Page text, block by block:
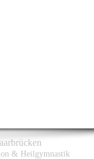
& Heilgymnastik